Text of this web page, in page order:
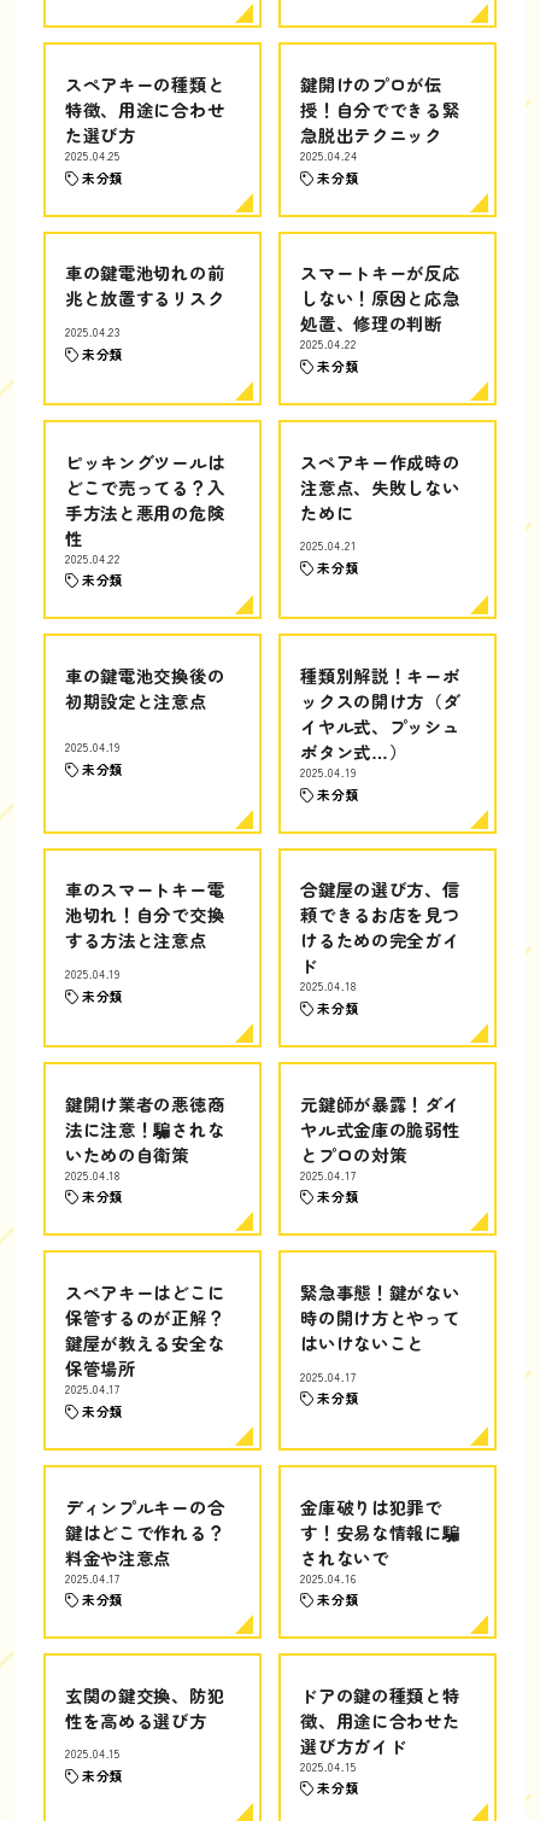
スペアキーの種類と
特徴、用途に合わせ
た選び方
2025.04.25
未分類
鍵開けのプロが伝
授！自分でできる緊
急脱出テクニック
2025.04.24
未分類
車の鍵電池切れの前
兆と放置するリスク
2025.04.23
未分類
スマートキーが反応
しない！原因と応急
処置、修理の判断
2025.04.22
未分類
ピッキングツールは
どこで売ってる？入
手方法と悪用の危険
性
2025.04.22
未分類
スペアキー作成時の
注意点、失敗しない
ために
2025.04.21
未分類
車の鍵電池交換後の
初期設定と注意点
2025.04.19
未分類
種類別解説！キーボ
ックスの開け方（ダ
イヤル式、プッシュ
ボタン式…）
2025.04.19
未分類
車のスマートキー電
池切れ！自分で交換
する方法と注意点
2025.04.19
未分類
合鍵屋の選び方、信
頼できるお店を見つ
けるための完全ガイ
ド
2025.04.18
未分類
鍵開け業者の悪徳商
法に注意！騙されな
いための自衛策
2025.04.18
未分類
元鍵師が暴露！ダイ
ヤル式金庫の脆弱性
とプロの対策
2025.04.17
未分類
スペアキーはどこに
保管するのが正解？
鍵屋が教える安全な
保管場所
2025.04.17
未分類
緊急事態！鍵がない
時の開け方とやって
はいけないこと
2025.04.17
未分類
ディンプルキーの合
鍵はどこで作れる？
料金や注意点
2025.04.17
未分類
金庫破りは犯罪で
す！安易な情報に騙
されないで
2025.04.16
未分類
玄関の鍵交換、防犯
性を高める選び方
2025.04.15
未分類
ドアの鍵の種類と特
徴、用途に合わせた
選び方ガイド
2025.04.15
未分類